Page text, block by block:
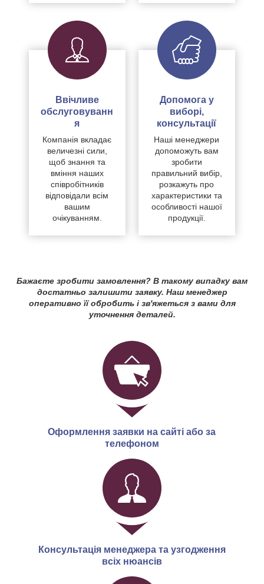
Ввічливе
обслуговуванн
я
Компанія вкладає
величезні сили,
щоб знання та
вміння наших
співробітників
відповідали всім
вашим
очікуванням.
Допомога у
виборі,
консультації
Наші менеджери
допоможуть вам
зробити
правильний вибір,
розкажуть про
характеристики та
особливості нашої
продукції.
Бажаєте зробити замовлення? В такому випадку вам
достатньо залишити заявку. Наш менеджер
оперативно її обробить і зв'яжеться з вами для
уточнення деталей.
Оформлення заявки на сайті або за
телефоном
Консультація менеджера та узгодження
всіх нюансів